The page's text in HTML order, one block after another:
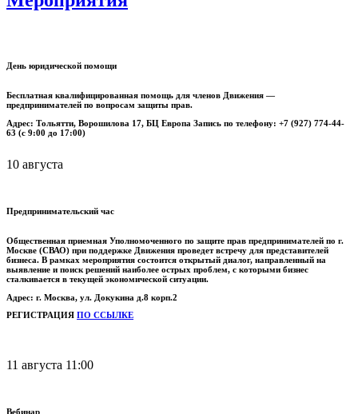
День юридической помощи
Бесплатная квалифицированная помощь для членов Движения —
предпринимателей по вопросам защиты прав.
Адрес: Тольятти, Ворошилова 17, БЦ Европа Запись по телефону: +7 (927) 774-44-
63 (с 9:00 до 17:00)
10 августа
Предпринимательский час
Общественная приемная Уполномоченного по защите прав предпринимателей по г.
Москве (СВАО) при поддержке Движения проведет встречу для представителей
бизнеса. В рамках мероприятия состоится открытый диалог, направленный на
выявление и поиск решений наиболее острых проблем, с которыми бизнес
сталкивается в текущей экономической ситуации.
Адрес: г. Москва, ул. Докукина д.8 корп.2
РЕГИСТРАЦИЯ ПО ССЫЛКЕ
11 августа 11:00
Вебинар